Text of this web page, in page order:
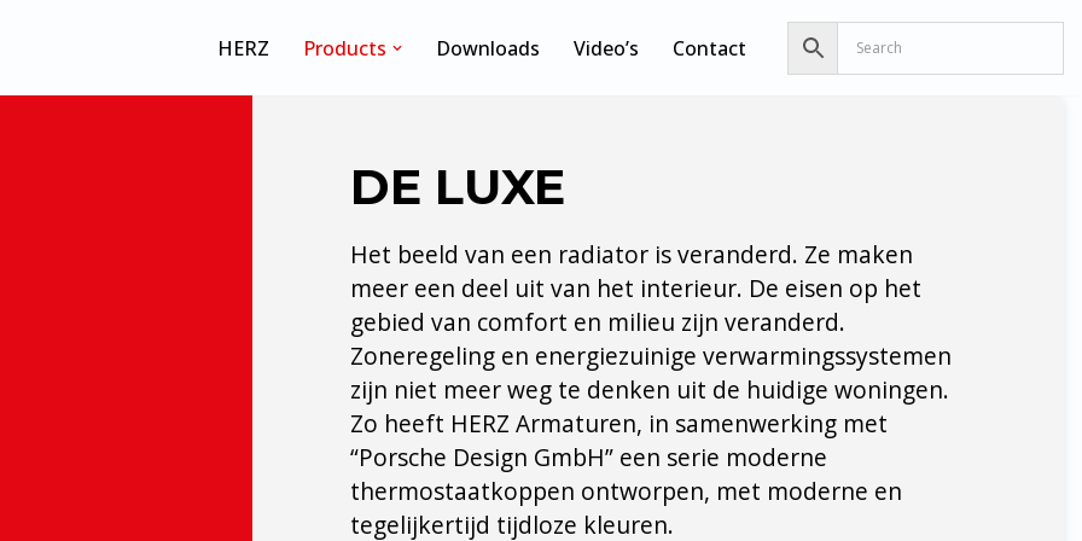
HERZ Products Downloads Video’s Contact
DE LUXE
Het beeld van een radiator is veranderd. Ze maken
meer een deel uit van het interieur. De eisen op het
gebied van comfort en milieu zijn veranderd.
Zoneregeling en energiezuinige verwarmingssystemen
zijn niet meer weg te denken uit de huidige woningen.
Zo heeft HERZ Armaturen, in samenwerking met
“Porsche Design GmbH” een serie moderne
thermostaatkoppen ontworpen, met moderne en
tegelijkertijd tijdloze kleuren.